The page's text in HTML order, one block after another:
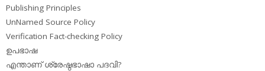
Publishing Principles
UnNamed Source Policy
Verification Fact-checking Policy
ഉപഭാഷ
എന്താണ് ശ്രേഷ്ഠഭാഷാ പദവി?